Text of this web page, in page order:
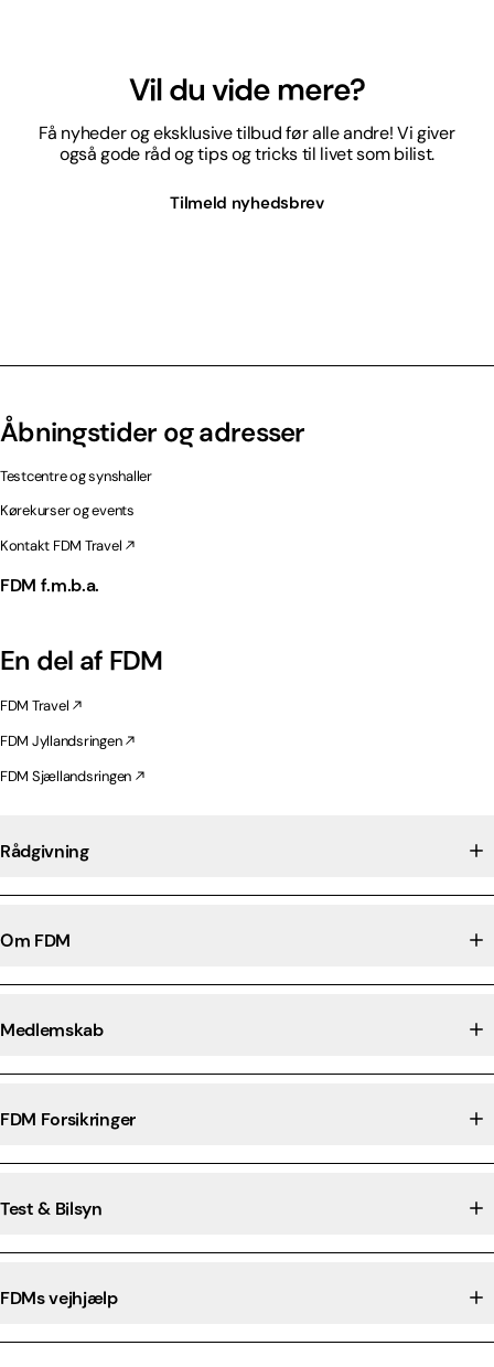
Vil du vide mere?
Få nyheder og eksklusive tilbud før alle andre! Vi giver
også gode råd og tips og tricks til livet som bilist.
Tilmeld nyhedsbrev
Åbningstider og adresser
Testcentre og synshaller
Kørekurser og events
Kontakt FDM Travel
FDM f.m.b.a.
En del af FDM
FDM Travel
FDM Jyllandsringen
FDM Sjællandsringen
Rådgivning
Om FDM
Medlemskab
FDM Forsikringer
Test & Bilsyn
FDMs vejhjælp